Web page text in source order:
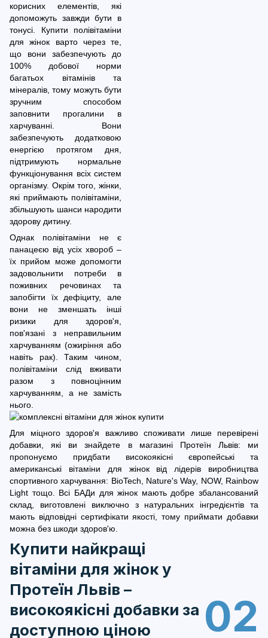
корисних елементів, які
допоможуть завжди бути в
тонусі. Купити полівітаміни
для жінок варто через те,
що вони забезпечують до
100% добової норми
багатьох вітамінів та
мінералів, тому можуть бути
зручним способом
заповнити прогалини в
харчуванні. Вони
забезпечують додатковою
енергією протягом дня,
підтримують нормальне
функціонування всіх систем
організму. Окрім того, жінки,
які приймають полівітаміни,
збільшують шанси народити
здорову дитину.
Однак полівітаміни не є
панацеєю від усіх хвороб –
їх прийом може допомогти
задовольнити потреби в
поживних речовинах та
запобігти їх дефіциту, але
вони не зменшать інші
ризики для здоров'я,
пов'язані з неправильним
харчуванням (ожиріння або
навіть рак). Таким чином,
полівітаміни слід вживати
разом з повноцінним
харчуванням, а не замість
нього.
Для міцного здоров'я важливо споживати лише перевірені
добавки, які ви знайдете в магазині Протеїн Львів: ми
пропонуємо придбати високоякісні європейські та
американські вітаміни для жінок від лідерів виробництва
спортивного харчування: BioTech, Nature's Way, NOW, Rainbow
Light тощо. Всі БАДи для жінок мають добре збалансований
склад, виготовлені виключно з натуральних інгредієнтів та
мають відповідні сертифікати якості, тому приймати добавки
можна без шкоди здоров'ю.
Купити найкращі
вітаміни для жінок у
Протеїн Львів –
високоякісні добавки за
доступною ціною
02